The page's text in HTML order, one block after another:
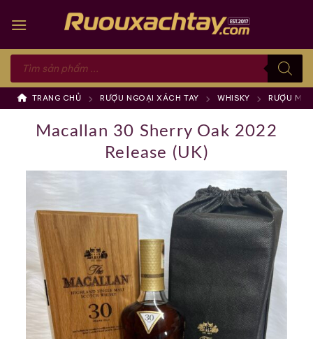
Tìm
kiếm
phẩm
TRANG CHỦ RƯỢU NGOẠI XÁCH TAY WHISKY RƯỢU
Macallan 30 Sherry Oak 2022
Release (UK)